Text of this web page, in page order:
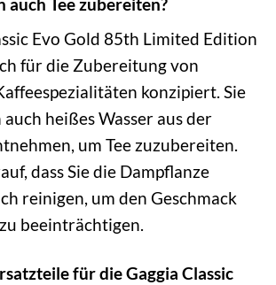
Evo Gold 85th Limited Edition
für die Zubereitung von
konzipiert. Sie
heißes Wasser aus der
um Tee zuzubereiten.
dass Sie die Dampflanze
reinigen, um den Geschmack
beeinträchtigen.
für die Gaggia Classic